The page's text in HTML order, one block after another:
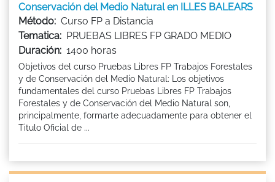
Conservación del Medio Natural en ILLES BALEARS
Método: Curso FP a Distancia
Tematica: PRUEBAS LIBRES FP GRADO MEDIO
Duración: 1400 horas
Objetivos del curso Pruebas Libres FP Trabajos Forestales
y de Conservación del Medio Natural: Los objetivos
fundamentales del curso Pruebas Libres FP Trabajos
Forestales y de Conservación del Medio Natural son,
principalmente, formarte adecuadamente para obtener el
Titulo Oficial de ...